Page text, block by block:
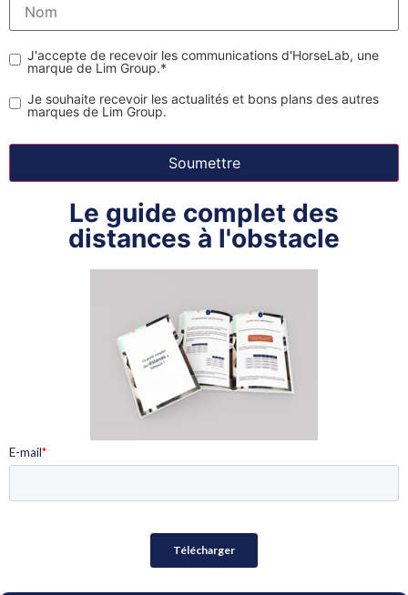
J'accepte de recevoir les communications d'HorseLab, une
marque de Lim Group.*
Je souhaite recevoir les actualités et bons plans des autres
marques de Lim Group.
Le guide complet des
distances à l'obstacle